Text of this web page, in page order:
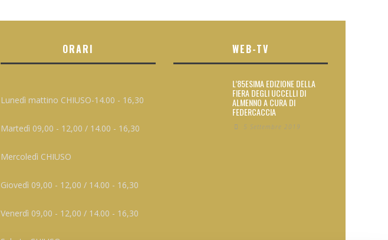
ORARI
Lunedì mattino CHIUSO-14.00 - 16,30
Martedì 09,00 - 12,00 / 14.00 - 16,30
Mercoledì CHIUSO
Giovedì 09,00 - 12,00 / 14.00 - 16,30
Venerdì 09,00 - 12,00 / 14.00 - 16,30
WEB-TV
L’85ESIMA EDIZIONE DELLA
FIERA DEGLI UCCELLI DI
ALMENNO A CURA DI
FEDERCACCIA
5 Settembre 2019